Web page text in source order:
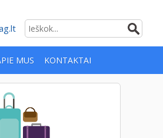
MUS KONTAKTAI